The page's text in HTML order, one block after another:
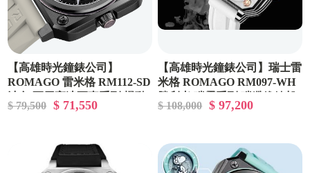
【高雄時光鐘錶公司】
ROMAGO 雷米格 RM112-SD
戰士聯名
$ 79,500 $ 71,550
【高雄時光鐘錶公司】瑞士雷
米格 ROMAGO RM097-WH
限量款
$ 108,000 $ 97,200